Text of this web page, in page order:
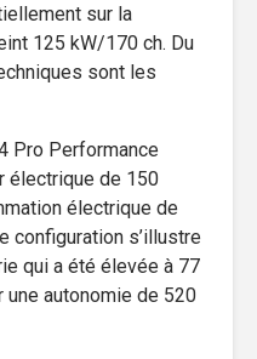
sur la
125 kW/170 ch. Du
sont les
Pro Performance
électrique de 150
électrique de
configuration s’illustre
qui a été élevée à 77
une autonomie de 520